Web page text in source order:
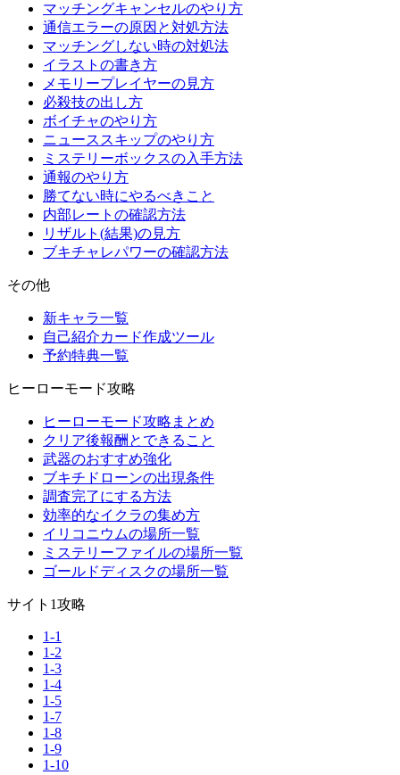
マッチングキャンセルのやり方
通信エラーの原因と対処方法
マッチングしない時の対処法
イラストの書き方
メモリープレイヤーの見方
必殺技の出し方
ボイチャのやり方
ニューススキップのやり方
ミステリーボックスの入手方法
通報のやり方
勝てない時にやるべきこと
内部レートの確認方法
リザルト(結果)の見方
ブキチャレパワーの確認方法
その他
新キャラ一覧
自己紹介カード作成ツール
予約特典一覧
ヒーローモード攻略
ヒーローモード攻略まとめ
クリア後報酬とできること
武器のおすすめ強化
ブキチドローンの出現条件
調査完了にする方法
効率的なイクラの集め方
イリコニウムの場所一覧
ミステリーファイルの場所一覧
ゴールドディスクの場所一覧
サイト1攻略
1-1
1-2
1-3
1-4
1-5
1-7
1-8
1-9
1-10